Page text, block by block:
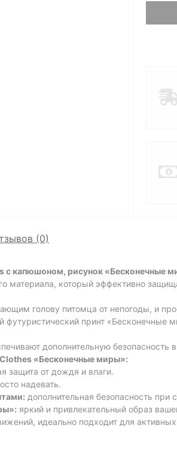
(0)
с капюшоном, рисунок «Бесконечные
материала, который эффективно
голову питомца от непогоды, и
принт
дополнительную безопасность
«Бесконечные миры»:
защита от дождя и влаги.
надевать.
дополнительная безопасность при
яркий и привлекательный образ
идеально подходит для активных